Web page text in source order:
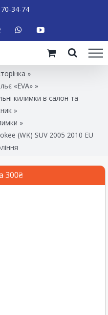
34-74
»
«EVA»»
килимки в салон та
»
»
(WK) SUV 2005 2010 EU
300₴